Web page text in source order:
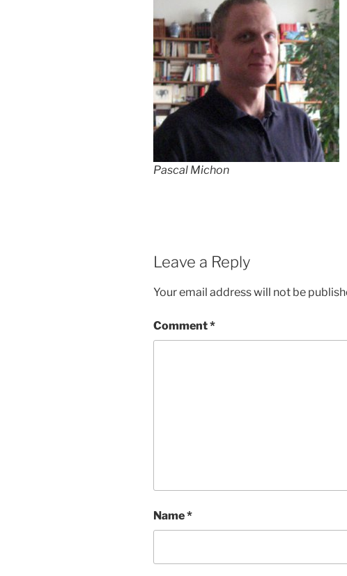
Pascal Michon
Leave a Reply
Your email address will not be
Comment*
Name*